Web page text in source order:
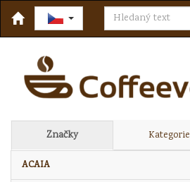
Značky Kategorie
ACAIA